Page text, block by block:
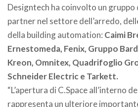
Designtech ha coinvolto un gruppo
partner nel settore dell’arredo,
della building automation: Caimi
Ernestomeda, Fenix, Gruppo
Kreon, Omnitex, Quadrifoglio
Schneider Electric e Tarkett.
“L’apertura di C.Space all’interno
rappresenta un ulteriore